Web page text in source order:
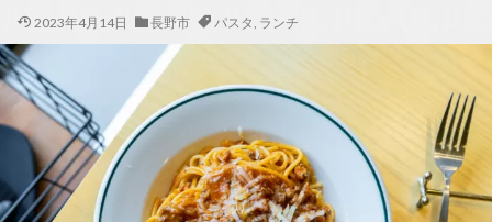
2023年4月14日 長野市 パスタ, ランチ